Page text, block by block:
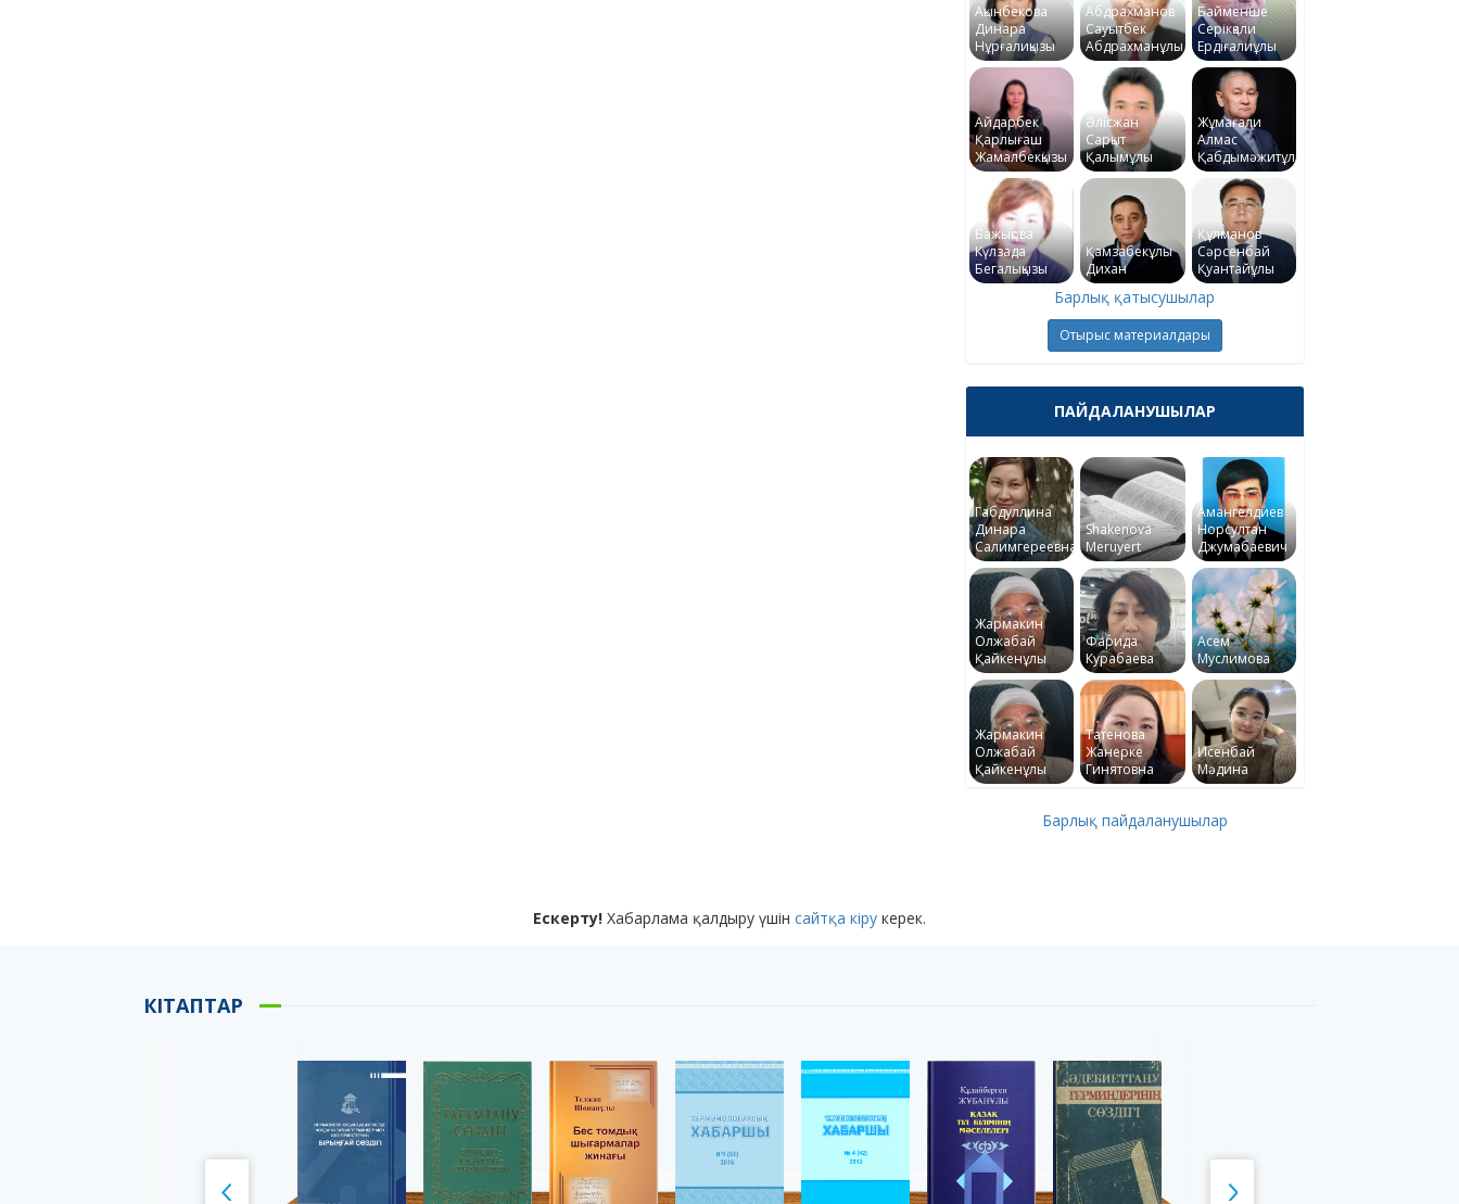
Ақынбекова
Динара
Нұрғалиқызы
Абдрахманов
Сауытбек
Абдрахманұлы
Байменше
Серікқали
Ердіғалиұлы
Айдарбек
Қарлығаш
Жамалбекқызы
Әлісжан
Сарқыт
Қалымұлы
Жұмағали
Алмас
Қабдымәжитұлы
Бажықова
Күлзада
Бегалықызы
Қамзабекұлы
Дихан
Құлманов
Сәрсенбай
Қуантайұлы
Барлық қатысушылар
Отырыс материалдары
ПАЙДАЛАНУШЫЛАР
Габдуллина
Динара
Салимгереевна
Shakenova
Meruyert
Амангелдиев
Норсултан
Джумабаевич
Жармакин
Олжабай
Қайкенұлы
Фарида
Курабаева
Асем
Муслимова
Жармакин
Олжабай
Қайкенұлы
Татенова
Жанерке
Гинятовна
Исенбай
Мәдина
Барлық пайдаланушылар
Ескерту! Хабарлама қалдыру үшін сайтқа кіру керек.
КІТАПТАР